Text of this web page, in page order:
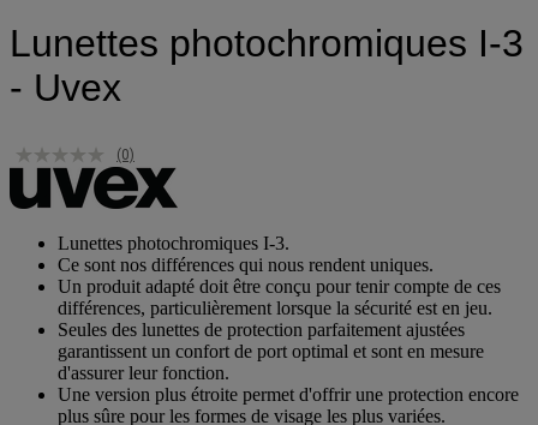
Lunettes photochromiques I-3
- Uvex
(0)
Lunettes photochromiques I-3.
Ce sont nos différences qui nous rendent uniques.
Un produit adapté doit être conçu pour tenir compte de ces
différences, particulièrement lorsque la sécurité est en jeu.
Seules des lunettes de protection parfaitement ajustées
garantissent un confort de port optimal et sont en mesure
d'assurer leur fonction.
Une version plus étroite permet d'offrir une protection encore